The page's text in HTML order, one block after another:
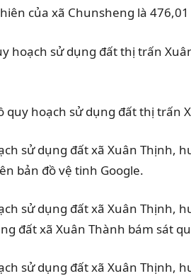
của xã Chunsheng là
hoạch sử dụng đất thị trấn
quy hoạch sử dụng đất thị trấn
bản đồ vệ tinh Google.
đất xã Xuân Thành bám sát